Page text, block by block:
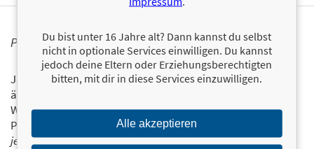
PERSONALISIERTE PRODUKTINFORMATIONEN
Ja, ich will über interessante Neuerscheinungen und
ähnliche Produkte informiert werden.
Wir halten Sie per E-Mail auf dem aktuellen Stand über das
Programm der Münchner Verlagsgruppe.
jetzt ein!
Du bist unter 16 Jahre alt? Dann kannst du selbst
nicht in optionale Services einwilligen. Du kannst
jedoch deine Eltern oder Erziehungsberechtigten
bitten, mit dir in diese Services einzuwilligen.
Alle akzeptieren